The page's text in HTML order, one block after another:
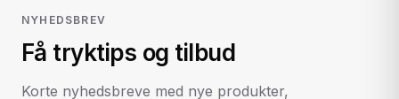
NYHEDSBREV
Få tryktips og tilbud
Korte nyhedsbreve med nye produkter,